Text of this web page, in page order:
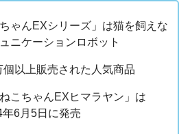
ゃんEXシリーズ」は猫を飼えな
ニケーションロボット
以上販売された人気商品
こちゃんEXヒマラヤン」は
6月5日に発売